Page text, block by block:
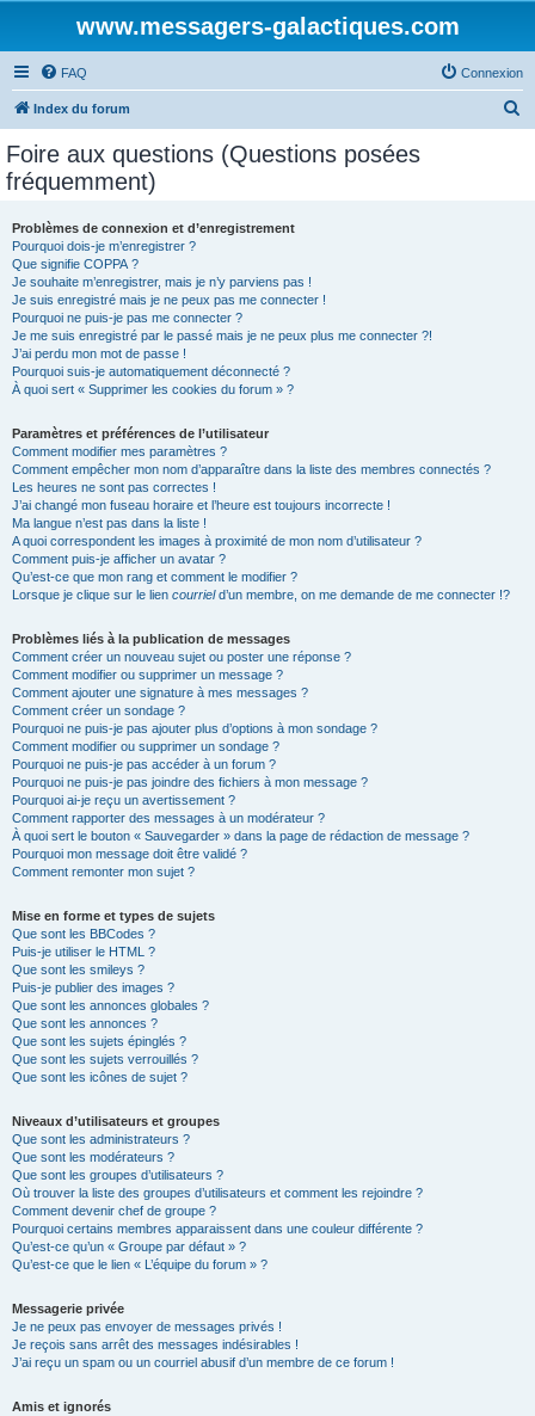
www.messagers-galactiques.com
FAQ Connexion
Index du forum
Foire aux questions (Questions posées
fréquemment)
Problèmes de connexion et d’enregistrement
Pourquoi dois-je m’enregistrer ?
Que signifie COPPA ?
Je souhaite m’enregistrer, mais je n’y parviens pas !
Je suis enregistré mais je ne peux pas me connecter !
Pourquoi ne puis-je pas me connecter ?
Je me suis enregistré par le passé mais je ne peux plus me connecter ?!
J’ai perdu mon mot de passe !
Pourquoi suis-je automatiquement déconnecté ?
À quoi sert « Supprimer les cookies du forum » ?
Paramètres et préférences de l’utilisateur
Comment modifier mes paramètres ?
Comment empêcher mon nom d’apparaître dans la liste des membres connectés ?
Les heures ne sont pas correctes !
J’ai changé mon fuseau horaire et l’heure est toujours incorrecte !
Ma langue n’est pas dans la liste !
A quoi correspondent les images à proximité de mon nom d’utilisateur ?
Comment puis-je afficher un avatar ?
Qu’est-ce que mon rang et comment le modifier ?
Lorsque je clique sur le lien courrield’un membre, on me demande de me connecter !?
Problèmes liés à la publication de messages
Comment créer un nouveau sujet ou poster une réponse ?
Comment modifier ou supprimer un message ?
Comment ajouter une signature à mes messages ?
Comment créer un sondage ?
Pourquoi ne puis-je pas ajouter plus d’options à mon sondage ?
Comment modifier ou supprimer un sondage ?
Pourquoi ne puis-je pas accéder à un forum ?
Pourquoi ne puis-je pas joindre des fichiers à mon message ?
Pourquoi ai-je reçu un avertissement ?
Comment rapporter des messages à un modérateur ?
À quoi sert le bouton « Sauvegarder » dans la page de rédaction de message ?
Pourquoi mon message doit être validé ?
Comment remonter mon sujet ?
Mise en forme et types de sujets
Que sont les BBCodes ?
Puis-je utiliser le HTML ?
Que sont les smileys ?
Puis-je publier des images ?
Que sont les annonces globales ?
Que sont les annonces ?
Que sont les sujets épinglés ?
Que sont les sujets verrouillés ?
Que sont les icônes de sujet ?
Niveaux d’utilisateurs et groupes
Que sont les administrateurs ?
Que sont les modérateurs ?
Que sont les groupes d’utilisateurs ?
Où trouver la liste des groupes d’utilisateurs et comment les rejoindre ?
Comment devenir chef de groupe ?
Pourquoi certains membres apparaissent dans une couleur différente ?
Qu’est-ce qu’un « Groupe par défaut » ?
Qu’est-ce que le lien « L’équipe du forum » ?
Messagerie privée
Je ne peux pas envoyer de messages privés !
Je reçois sans arrêt des messages indésirables !
J’ai reçu un spam ou un courriel abusif d’un membre de ce forum !
Amis et ignorés